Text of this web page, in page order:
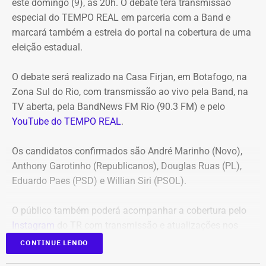
Corte ordenou também a suspensão imediata dos
pagamentos decorrentes do acordo milionário, que
ultrapassava R$ 100 milhões.
Montebello Willeman, que apontou uma série de
irregularidades no planejamento da concorrência
eletrônica SRP nº 041/2025 e concluiu que os problemas
comprometem a competitividade do certame e, além
a Secretaria Municipal de Obras e Agricultura e a empresa
vencedora.
ausência de estudo comparativo entre a locação e a
compra dos equipamentos
de preços e dos quantitativos, além da concentração de
todo o objeto em um único lote, sem justificativa técnica
este domingo (9), às 20h. O debate terá transmissão
especial do TEMPO REAL em parceria com a Band e
marcará também a estreia do portal na cobertura de uma
eleição estadual.
O debate será realizado na Casa Firjan, em Botafogo, na
Zona Sul do Rio, com transmissão ao vivo pela Band, na
TV aberta, pela BandNews FM Rio (90.3 FM) e pelo
YouTube do TEMPO REAL.
Os candidatos confirmados são André Marinho (Novo),
Anthony Garotinho (Republicanos), Douglas Ruas (PL),
Eduardo Paes (PSD) e Willian Siri (PSOL).
O público também poderá acompanhar a cobertura pelo
Instagram
Stories.
CONTINUE LENDO